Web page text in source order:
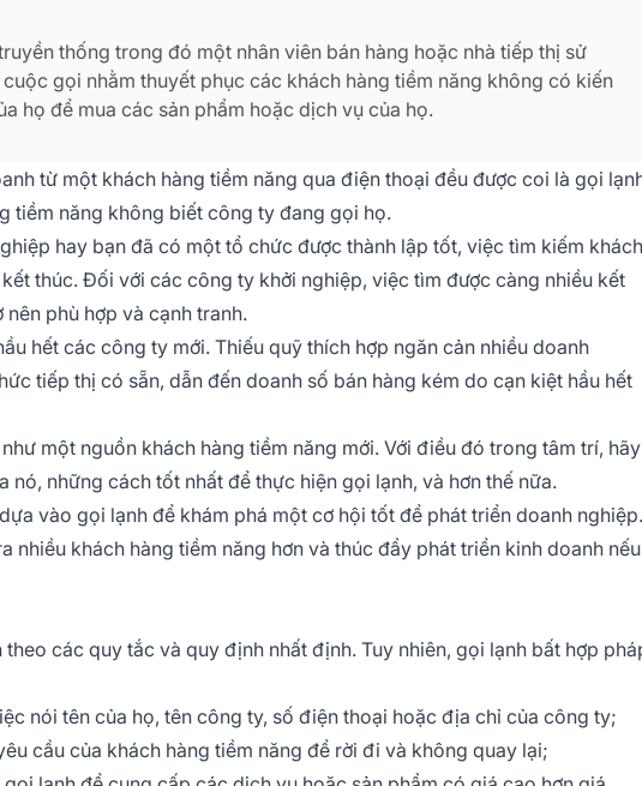
thống trong đó một nhân viên bán hàng hoặc nhà tiếp thị sử
gọi nhằm thuyết phục các khách hàng tiềm năng không có kiến
họ để mua các sản phẩm hoặc dịch vụ của họ.
từ một khách hàng tiềm năng qua điện thoại đều được coi là gọi
tiềm năng không biết công ty đang gọi họ.
hay bạn đã có một tổ chức được thành lập tốt, việc tìm kiếm khách
thúc. Đối với các công ty khởi nghiệp, việc tìm được càng nhiều kết
phù hợp và cạnh tranh.
hết các công ty mới. Thiếu quỹ thích hợp ngăn cản nhiều doanh
tiếp thị có sẵn, dẫn đến doanh số bán hàng kém do cạn kiệt hầu hết
một nguồn khách hàng tiềm năng mới. Với điều đó trong tâm trí, hãy
nó, những cách tốt nhất để thực hiện gọi lạnh, và hơn thế nữa.
vào gọi lạnh để khám phá một cơ hội tốt để phát triển doanh nghiệp.
nhiều khách hàng tiềm năng hơn và thúc đẩy phát triển kinh doanh nếu
các quy tắc và quy định nhất định. Tuy nhiên, gọi lạnh bất hợp
nói tên của họ, tên công ty, số điện thoại hoặc địa chỉ của công ty;
cầu của khách hàng tiềm năng để rời đi và không quay lại;